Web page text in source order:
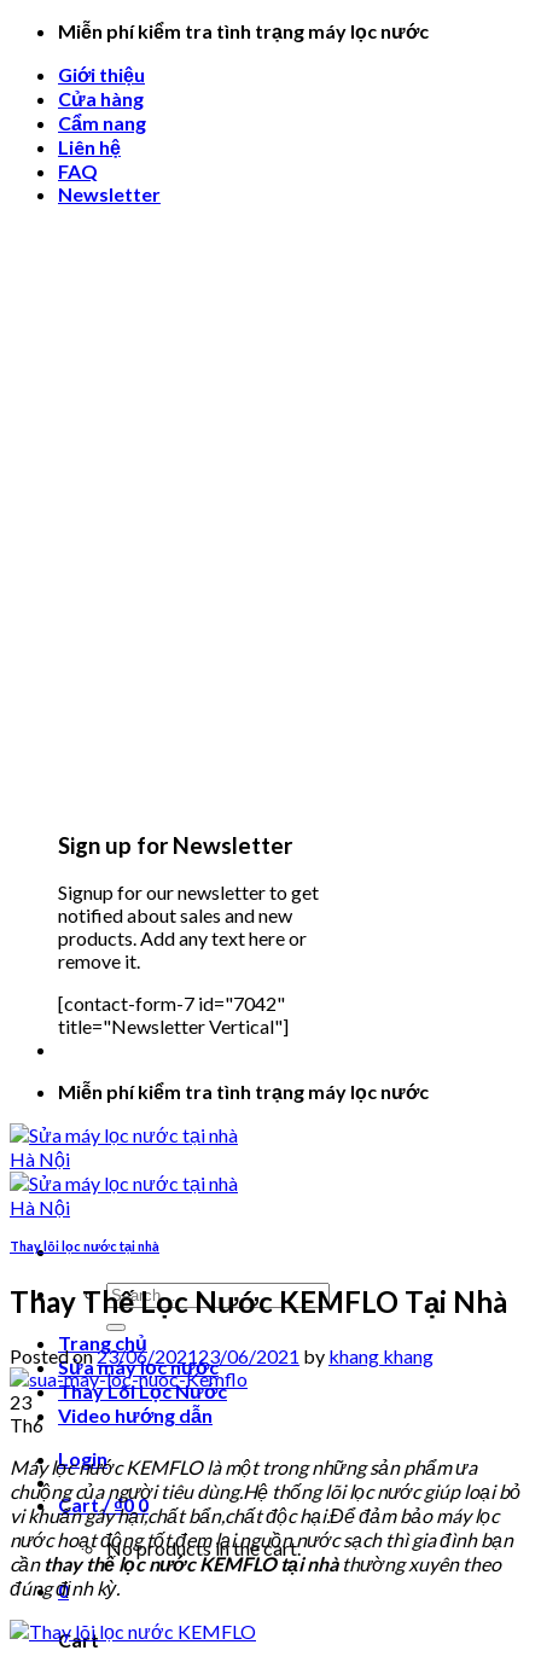
Skip
content
Miễn phí kiểm tra tình trạng máy lọc nước
Giới thiệu
Cửa hàng
Cẩm nang
Liên hệ
FAQ
Newsletter
Sign up for Newsletter
Signup for our newsletter to get
notified about sales and new
products. Add any text here or
remove it.
[contact-form-7 id="7042"
title="Newsletter Vertical"]
Miễn phí kiểm tra tình trạng máy lọc nước
Search
for:
Trang chủ
Sửa máy lọc nước
Thay Lõi Lọc Nước
Video hướng dẫn
Login
Cart /₫0 0
No products in the cart.
0
Cart
Thay lõi lọc nước tại nhà
Thay Thế Lọc Nước KEMFLO Tại Nhà
Posted on23/06/202123/06/2021 by khang khang
23
Th6
Máy lọc nước KEMFLO là một trong những sản phẩm ưa
chuộng của người tiêu dùng.Hệ thống lõi lọc nước giúp loại bỏ
vi khuẩn gây hại,chất bẩn,chất độc hại.Để đảm bảo máy lọc
nước hoạt động tốt,đem lại nguồn nước sạch thì gia đình bạn
cần thay thế lọc nước KEMFLO tại nhàthường xuyên theo
đúng định kỳ.